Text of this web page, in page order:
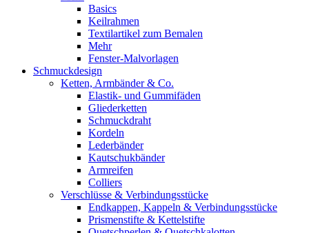
Basics
Keilrahmen
Textilartikel zum Bemalen
Mehr
Fenster-Malvorlagen
Schmuckdesign
Ketten, Armbänder & Co.
Elastik- und Gummifäden
Gliederketten
Schmuckdraht
Kordeln
Lederbänder
Kautschukbänder
Armreifen
Colliers
Verschlüsse & Verbindungsstücke
Endkappen, Kappeln & Verbindungsstücke
Prismenstifte & Kettelstifte